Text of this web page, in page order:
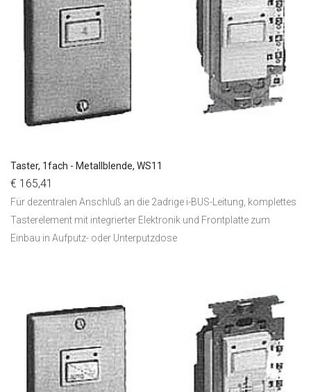
Taster, 1fach - Metallblende, WS11
€ 165,41
Für dezentralen Anschluß an die 2adrige i-BUS-Leitung, komplettes
Tasterelement mit integrierter Elektronik und Frontplatte zum
Einbau in Aufputz- oder Unterputzdose